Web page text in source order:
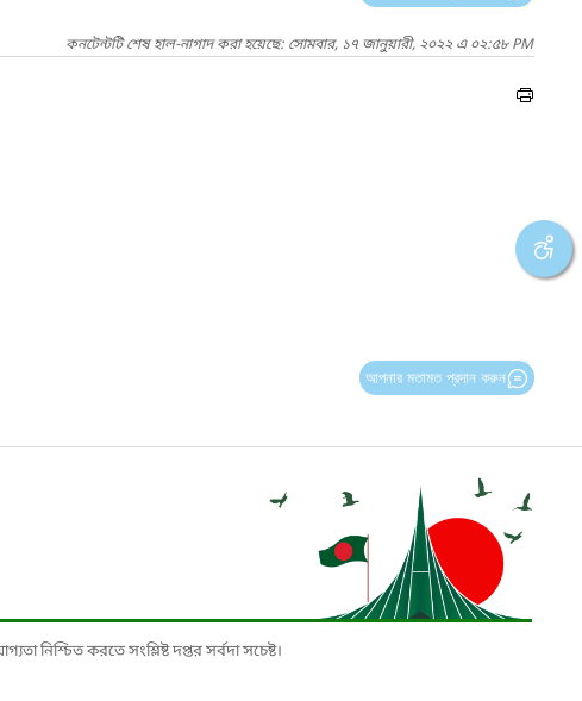
কনটেন্টটি শেষ হাল-নাগাদ করা হয়েছে: সোমবার, ১৭ জানুয়ারী, ২০২২ এ ০২:৫৮ PM
আপনার মতামত প্রদান করুন
নিশ্চিত করতে সংশ্লিষ্ট দপ্তর সর্বদা সচেষ্ট।